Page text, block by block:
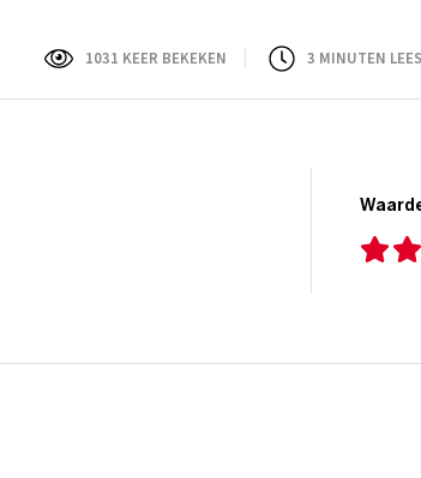
1031 KEER BEKEKEN 3 MINUTEN